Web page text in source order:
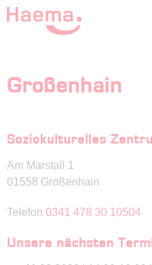
Großenhain
Soziokulturelles
Am Marstall 1
01558 Großenhain
Telefon 0341 478 30 10504
Unsere nächsten